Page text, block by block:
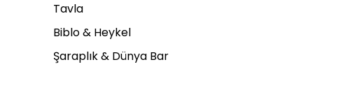
Tavla
Biblo & Heykel
Şaraplık & Dünya Bar